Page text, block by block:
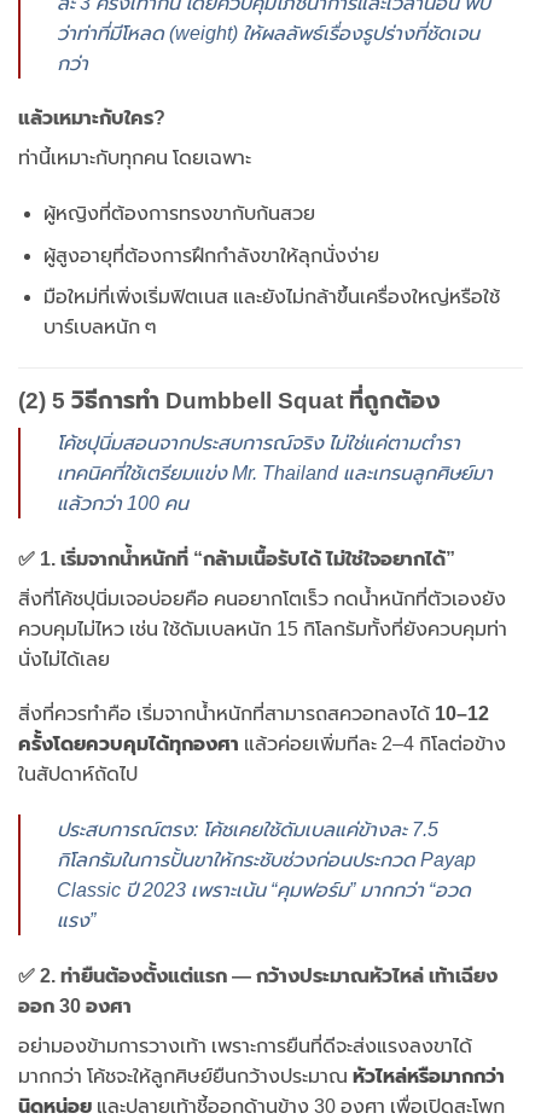
ว่าท่าที่มีโหลด (weight) ให้ผลลัพธ์เรื่องรูปร่างที่ชัดเจน
กว่า
แล้วเหมาะกับใคร?
ท่านี้เหมาะกับทุกคน โดยเฉพาะ
ผู้หญิงที่ต้องการทรงขากับก้นสวย
ผู้สูงอายุที่ต้องการฝึกกำลังขาให้ลุกนั่งง่าย
มือใหม่ที่เพิ่งเริ่มฟิตเนส และยังไม่กล้าขึ้นเครื่องใหญ่หรือใช้
บาร์เบลหนัก ๆ
(2) 5 วิธีการทำ Dumbbell Squat ที่ถูกต้อง
โค้ชปุนิ่มสอนจากประสบการณ์จริง ไม่ใช่แค่ตามตำรา
เทคนิคที่ใช้เตรียมแข่ง Mr. Thailand และเทรนลูกศิษย์มา
แล้วกว่า 100 คน
✅ 1. เริ่มจากน้ำหนักที่ “กล้ามเนื้อรับได้ ไม่ใช่ใจอยากได้”
สิ่งที่โค้ชปุนิ่มเจอบ่อยคือ คนอยากโตเร็ว กดน้ำหนักที่ตัวเองยัง
ควบคุมไม่ไหว เช่น ใช้ดัมเบลหนัก 15 กิโลกรัมทั้งที่ยังควบคุมท่า
นั่งไม่ได้เลย
สิ่งที่ควรทำคือ เริ่มจากน้ำหนักที่สามารถสควอทลงได้ 10–12
ครั้งโดยควบคุมได้ทุกองศา แล้วค่อยเพิ่มทีละ 2–4 กิโลต่อข้าง
ในสัปดาห์ถัดไป
ประสบการณ์ตรง: โค้ชเคยใช้ดัมเบลแค่ข้างละ 7.5
กิโลกรัมในการปั้นขาให้กระชับช่วงก่อนประกวด Payap
Classic ปี 2023 เพราะเน้น “คุมฟอร์ม” มากกว่า “อวด
แรง”
✅ 2. ท่ายืนต้องตั้งแต่แรก — กว้างประมาณหัวไหล่ เท้าเฉียง
ออก 30 องศา
อย่ามองข้ามการวางเท้า เพราะการยืนที่ดีจะส่งแรงลงขาได้
มากกว่า โค้ชจะให้ลูกศิษย์ยืนกว้างประมาณ หัวไหล่หรือมากกว่า
นิดหน่อย และปลายเท้าชี้ออกด้านข้าง 30 องศา เพื่อเปิดสะโพก